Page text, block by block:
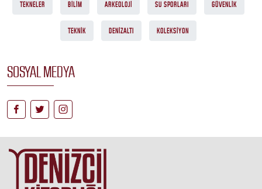
TEKNELER BILIM ARKEOLOJI SU SPORLARI GÜVENLIK
TEKNIK DENIZALTI KOLEKSIYON
SOSYAL MEDYA